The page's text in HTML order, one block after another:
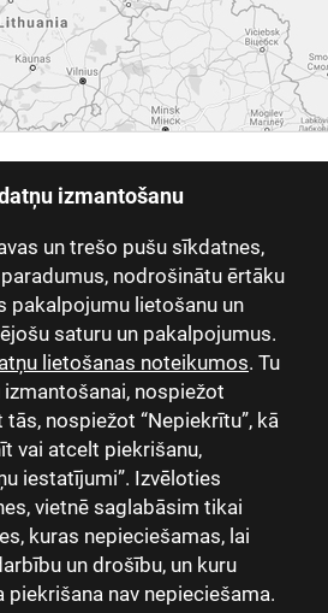
izmantošanu
un trešo pušu sīkdatnes,
nodrošinātu ērtāku
pakalpojumu lietošanu un
saturu un pakalpojumus.
lietošanas noteikumos. Tu
nospiežot
tās, nospiežot “Nepiekrītu”, kā
vai atcelt piekrišanu,
iestatījumi”. Izvēloties
vietnē saglabāsim tikai
kuras nepieciešamas, lai
un drošību, un kuru
piekrišana nav nepieciešama.